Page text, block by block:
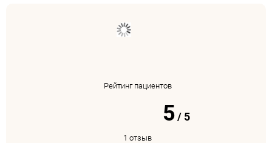
Рейтинг пациентов
5/5
1 отзыв